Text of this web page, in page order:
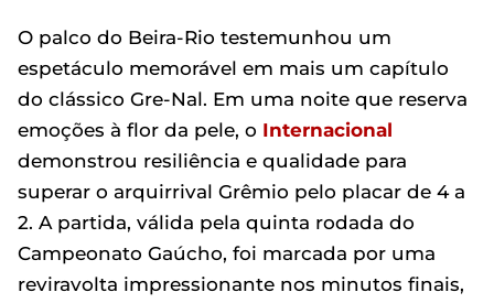
O palco do Beira-Rio testemunhou um
espetáculo memorável em mais um capítulo
do clássico Gre-Nal. Em uma noite que reserva
emoções à flor da pele, o Internacional
demonstrou resiliência e qualidade para
superar o arquirrival Grêmio pelo placar de 4 a
2. A partida, válida pela quinta rodada do
Campeonato Gaúcho, foi marcada por uma
reviravolta impressionante nos minutos finais,